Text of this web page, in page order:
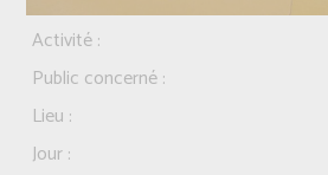
Activité :
Public concerné :
Lieu :
Jour :